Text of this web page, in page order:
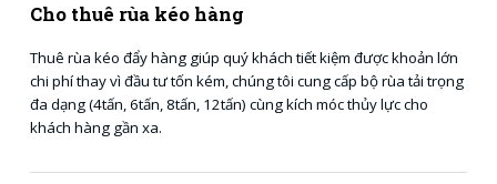
Cho thuê rùa kéo hàng
Thuê rùa kéo đẩy hàng giúp quý khách tiết kiệm được khoản lớn
chi phí thay vì đầu tư tốn kém, chúng tôi cung cấp bộ rùa tải trọng
đa dạng (4tấn, 6tấn, 8tấn, 12tấn) cùng kích móc thủy lực cho
khách hàng gần xa.